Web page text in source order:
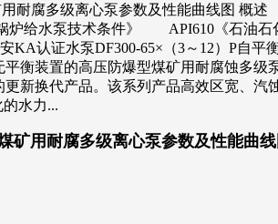
用耐腐多级离心泵参数及性能曲线
给水泵技术条件》 API610《石油
认证水泵DF300-65×（3～12）P自平
衡装置的高压防爆型煤矿用耐腐蚀多
更新换代产品。该系列产品高效区宽、
水力...
矿用耐腐多级离心泵参数及性能曲线